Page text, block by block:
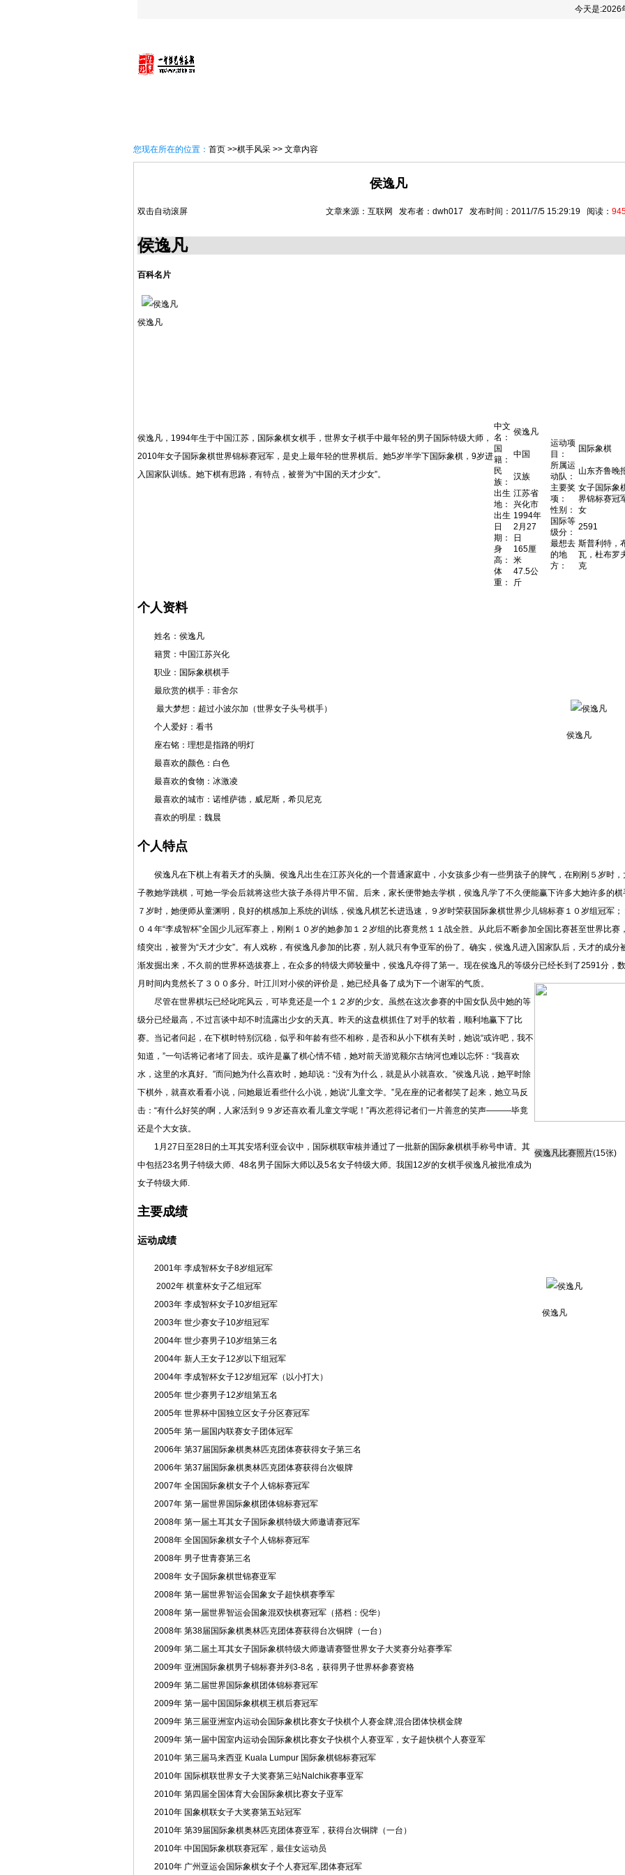
今天是:2026
您现在所在的位置： 首页 >>棋手风采 >> 文章内容
侯逸凡
双击自动滚屏 文章来源：互联网 发布者：dwh017 发布时间：2011/7/5 15:29:19 阅读：
侯逸凡
百科名片
侯逸凡
侯逸凡，1994年生于中国江苏， 国际象棋女棋手，世界女子棋手中最年轻的男子国际特级大师，
2010年女子国际象棋世界锦标赛冠军，是史上最年轻的世界棋后。她5岁半学下国际象棋，9岁进
入 国家队训练。她下棋有思路，有特点，被誉为“中国的天才少女”。
中文
名：
侯逸凡
国
籍：
中国
民
族：
汉族
出生
地：
江苏省
兴化市
出生
日
期：
1994年
2月27
日
身
高：
165厘
米
体
重：
47.5公
斤
运动项
目：
国际象棋
所属运
动队：
山东齐鲁晚
主要奖
项：
女子国际象
界锦标赛冠
性别：
女
国际等
级分：
2591
最想去
的地
方：
斯普利特 ，
瓦 ， 杜布罗
克
个人资料
姓名：侯逸凡
籍贯：中国江苏兴化
职业：国际象棋棋手
最欣赏的棋手 ：菲舍尔
侯逸凡
最大梦想：超过小波尔加 （世界女子头号棋手）
个人爱好：看书
座右铭：理想是指路的明灯
最喜欢的颜色：白色
最喜欢的食物：冰激凌
最喜欢的城市： 诺维萨德 ，威尼斯， 希贝尼克
喜欢的明星：魏晨
个人特点
侯逸凡在下棋上有着天才的头脑。侯逸凡出生在江苏兴化的一个普通家庭中，小女孩多少有一些男孩子的脾气，在刚刚５岁时，
子教她学跳棋，可她一学会后就将这些大孩子杀得片甲不留。后来，家长便带她去学棋，侯逸凡学了不久便能赢下许多大她许多的棋
７岁时，她便师从童渊明，良好的棋感加上系统的训练，侯逸凡棋艺长进迅速，９岁时荣获国际象棋世界少儿锦标赛１０岁组冠军；
０４年“李成智杯”全国少儿冠军赛上，刚刚１０岁的她参加１２岁组的比赛竟然１１战全胜。从此后不断参加全国比赛甚至世界比赛
绩突出，被誉为“天才少女”。有人戏称，有侯逸凡参加的比赛，别人就只有争亚军的份了。确实，侯逸凡进入国家队后，天才的成分
渐发掘出来，不久前的世界杯选拔赛 上，在众多的特级大师较量中，侯逸凡夺得了第一。现在侯逸凡的等级分已经长到了2591分，
月时间内竟然长了３００多分。 叶江川 对小侯的评价是，她已经具备了成为下一个谢军的气质。
侯逸凡比赛照片(15张)
尽管在世界棋坛已经叱咤风云，可毕竟还是一个１２岁的少女。虽然在这次参赛的中国女队员中她的等
级分已经最高，不过言谈中却不时流露出少女的天真。昨天的这盘棋抓住了对手的软着，顺利地赢下了比
赛。当记者问起，在下棋时特别沉稳，似乎和年龄有些不相称，是否和从小下棋有关时，她说“或许吧，我不
知道，”一句话将记者堵了回去。或许是赢了棋心情不错，她对前天游览额尔古纳河也难以忘怀：“我喜欢
水，这里的水真好。”而问她为什么喜欢时，她却说：“没有为什么，就是从小就喜欢。”侯逸凡说，她平时除
下棋外，就喜欢看看小说，问她最近看些什么小说，她说“儿童文学。”见在座的记者都笑了起来，她立马反
击：“有什么好笑的啊，人家活到９９岁还喜欢看儿童文学呢！”再次惹得记者们一片善意的笑声———毕竟
还是个大女孩。
1月27日至28日的土耳其安塔利亚会议中，国际棋联审核并通过了一批新的国际象棋棋手称号申请。其
中包括23名男子特级大师、48名男子国际大师以及5名女子特级大师。我国12岁的女棋手侯逸凡被批准成为
女子特级大师.
主要成绩
运动成绩
2001年 李成智杯女子8岁组冠军
侯逸凡
2002年 棋童杯女子乙组冠军
2003年 李成智杯女子10岁组冠军
2003年 世少赛女子10岁组冠军
2004年 世少赛男子10岁组第三名
2004年 新人王女子12岁以下组冠军
2004年 李成智杯女子12岁组冠军（以小打大）
2005年 世少赛男子12岁组第五名
2005年 世界杯中国独立区女子分区赛冠军
2005年 第一届国内联赛女子团体冠军
2006年 第37届国际象棋奥林匹克团体赛获得女子第三名
2006年 第37届国际象棋奥林匹克团体赛获得台次银牌
2007年 全国国际象棋女子个人锦标赛冠军
2007年 第一届世界国际象棋团体锦标赛冠军
2008年 第一届土耳其女子国际象棋特级大师邀请赛冠军
2008年 全国国际象棋女子个人锦标赛冠军
2008年 男子世青赛第三名
2008年 女子国际象棋世锦赛亚军
2008年 第一届世界智运会国象女子超快棋赛季军
2008年 第一届世界智运会国象混双快棋赛冠军（搭档： 倪华）
2008年 第38届国际象棋奥林匹克团体赛获得台次铜牌（一台）
2009年 第二届土耳其女子国际象棋特级大师邀请赛暨世界女子大奖赛分站赛季军
2009年 亚洲 国际象棋男子锦标赛并列3-8名，获得男子世界杯参赛资格
2009年 第二届世界国际象棋团体锦标赛冠军
2009年 第一届中国国际象棋棋王棋后赛冠军
2009年 第三届亚洲室内运动会国际象棋比赛女子快棋个人赛金牌 ,混合团体快棋金牌
2009年 第一届中国室内运动会国际象棋比赛女子快棋个人赛亚军，女子超快棋个人赛亚军
2010年 第三届马来西亚 Kuala Lumpur 国际象棋锦标赛冠军
2010年 国际棋联世界女子大奖赛第三站Nalchik赛事亚军
2010年 第四届全国体育大会国际象棋比赛女子亚军
2010年 国象棋联女子大奖赛第五站冠军
2010年 第39届国际象棋奥林匹克团体赛亚军，获得台次铜牌（一台）
2010年 中国国际象棋联赛冠军，最佳女运动员
2010年 广州亚运会国际象棋女子个人赛冠军,团体赛冠军